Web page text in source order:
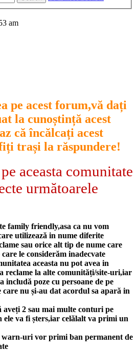
am
pe acest forum,vă dați
la cunoștință acest
că încălcați acest
trași la răspundere!
aceasta comunitate
următoarele
family friendly,asa ca nu vom
utilizează in nume diferite
sau orice alt tip de nume care
le considerăm inadecvate
aceasta nu pot avea in
reclame la alte comunități/site-uri,iar
includă poze cu persoane de pe
care nu și-au dat acordul sa apară in
aveți 2 sau mai multe conturi pe
ele va fi șters,iar celălalt va primi un
uri vor primi ban permanent de